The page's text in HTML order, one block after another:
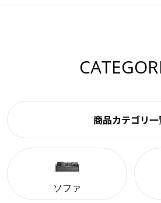
商品カテゴリ
ソファ